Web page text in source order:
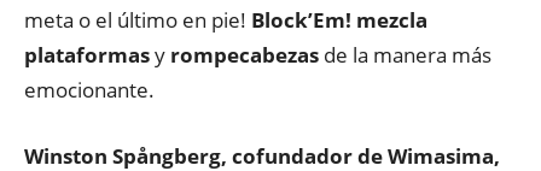
meta o el último en pie! Block’Em! mezcla
plataformasy rompecabezas de la manera más
emocionante.
Winston Spångberg, cofundador de Wimasima,